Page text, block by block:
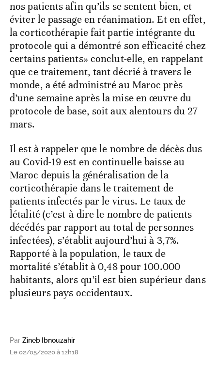
nos patients afin qu’ils se sentent bien, et
éviter le passage en réanimation. Et en effet,
la corticothérapie fait partie intégrante du
protocole qui a démontré son efficacité chez
certains patients» conclut-elle, en rappelant
que ce traitement, tant décrié à travers le
monde, a été administré au Maroc près
d’une semaine après la mise en œuvre du
protocole de base, soit aux alentours du 27
mars.
Il est à rappeler que le nombre de décès dus
au Covid-19 est en continuelle baisse au
Maroc depuis la généralisation de la
corticothérapie dans le traitement de
patients infectés par le virus. Le taux de
létalité (c’est-à-dire le nombre de patients
décédés par rapport au total de personnes
infectées), s’établit aujourd’hui à 3,7%.
Rapporté à la population, le taux de
mortalité s’établit à 0,48 pour 100.000
habitants, alors qu’il est bien supérieur dans
plusieurs pays occidentaux.
Par Zineb Ibnouzahir
Le 02/05/2020 à 12h18